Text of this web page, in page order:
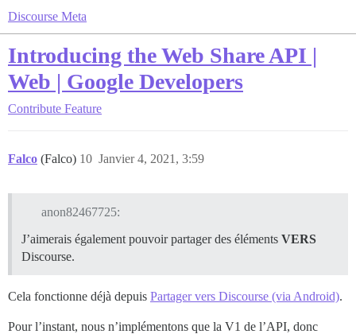
Discourse Meta
Introducing the Web Share API |
Web | Google Developers
Contribute Feature
Falco (Falco) Janvier 4, 2021, 3:59
10
anon82467725:
J’aimerais également pouvoir partager des éléments VERS
Discourse.
Cela fonctionne déjà depuis Partager vers Discourse (via Android).
Pour l’instant, nous n’implémentons que la V1 de l’API, donc